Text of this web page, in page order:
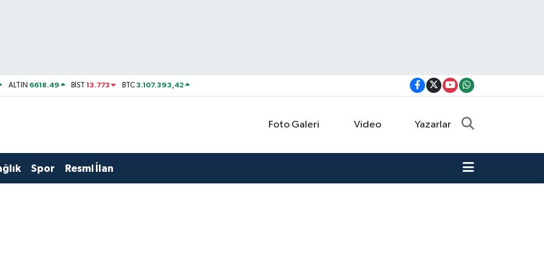
ALTIN 6618.49 BİST13.773 BTC3.107.393,42
Foto Galeri Video Yazarlar
Spor Resmi İlan